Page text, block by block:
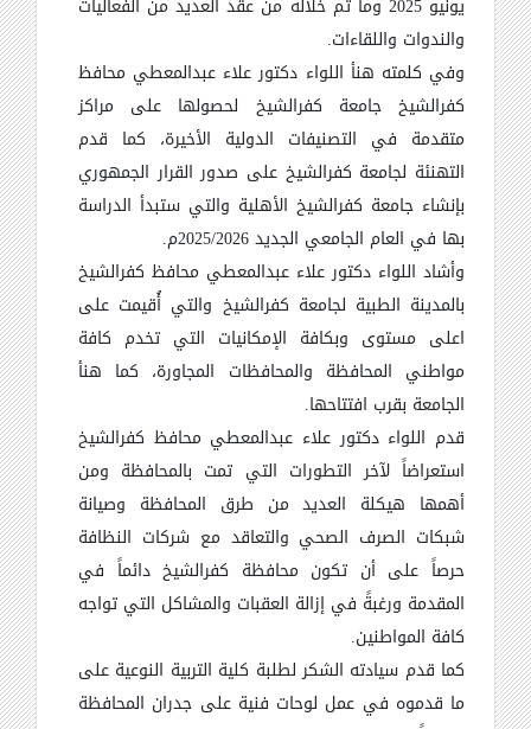
والندوات واللقاءات.
وفي كلمته هنأ اللواء دكتور علاء عبدالمعطي محافظ
كفرالشيخ جامعة كفرالشيخ لحصولها على مراكز
متقدمة في التصنيفات الدولية الأخيرة، كما قدم
التهنئة لجامعة كفرالشيخ على صدور القرار الجمهوري
بإنشاء جامعة كفرالشيخ الأهلية والتي ستبدأ الدراسة
بها في العام الجامعي الجديد 2025/2026م.
وأشاد اللواء دكتور علاء عبدالمعطي محافظ كفرالشيخ
بالمدينة الطبية لجامعة كفرالشيخ والتي أُقيمت على
اعلى مستوى وبكافة الإمكانيات التي تخدم كافة
مواطني المحافظة والمحافظات المجاورة، كما هنأ
الجامعة بقرب افتتاحها.
قدم اللواء دكتور علاء عبدالمعطي محافظ كفرالشيخ
استعراضاً لآخر التطورات التي تمت بالمحافظة ومن
أهمها هيكلة العديد من طرق المحافظة وصيانة
شبكات الصرف الصحي والتعاقد مع شركات النظافة
حرصاً على أن تكون محافظة كفرالشيخ دائماً في
المقدمة ورغبةً في إزالة العقبات والمشاكل التي تواجه
كافة المواطنين.
كما قدم سيادته الشكر لطلبة كلية التربية النوعية على
ما قدموه في عمل لوحات فنية على جدران المحافظة